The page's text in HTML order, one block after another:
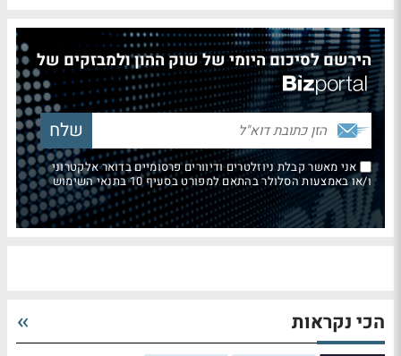
הירשם לסיכום היומי של שוק ההון ולמבזקים של
אני מאשר קבלת ניוזלטרים ודיוורים פרסומיים בדואר אלקטרוני
ו/או באמצעות הסלולר בהתאם למפורט בסעיף 10 בתנאי השימוש
הכי נקראות